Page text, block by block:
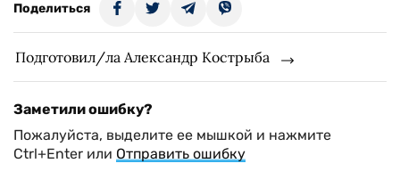
Поделиться
Подготовил/ла Александр Кострыба
Заметили ошибку?
Пожалуйста, выделите ее мышкой и нажмите
Ctrl+Enter или Отправить ошибку